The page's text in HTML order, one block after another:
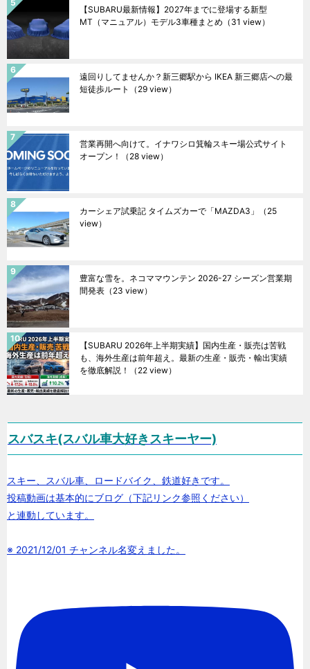
【SUBARU最新情報】2027年までに登場する新型
MT（マニュアル）モデル3車種まとめ （31 view）
遠回りしてませんか？新三郷駅から IKEA 新三郷店への最
短徒歩ルート
（29 view）
営業再開へ向けて。イナワシロ箕輪スキー場公式サイト
オープン！
（28 view）
カーシェア試乗記 タイムズカーで「MAZDA3」
（25
view）
豊富な雪を。ネコママウンテン 2026-27 シーズン営業期
間発表 （23 view）
【SUBARU 2026年上半期実績】国内生産・販売は苦戦
も、海外生産は前年超え。最新の生産・販売・輸出実績
を徹底解説！
（22 view）
スバスキ(スバル車大好きスキーヤー)
スキー、スバル車、ロードバイク、鉄道好きです。
投稿動画は基本的にブログ（下記リンク参照ください）
と連動しています。
※ 2021/12/01 チャンネル名変えました。